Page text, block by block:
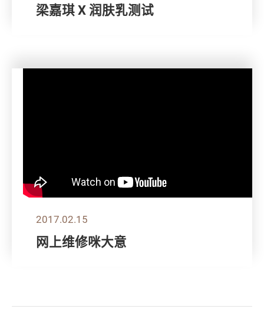
梁嘉琪 X 润肤乳测试
2017.02.15
网上维修咪大意